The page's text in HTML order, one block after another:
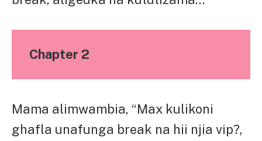
Chapter 2
Mama alimwambia, “Max kulikoni
ghafla unafunga break na hii njia vip?,